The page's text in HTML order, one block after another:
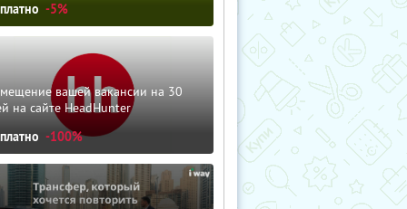
-5%
вашей вакансии на 30
на сайте HeadHunter
-100%